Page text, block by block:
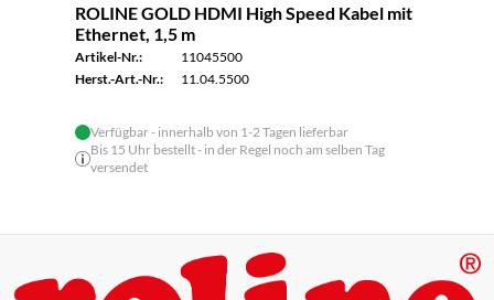
ROLINE GOLD HDMI High Speed Kabel mit
Ethernet, 1,5 m
Artikel-Nr.:
11045500
Herst.-Art.-Nr.:
11.04.5500
Verfügbar - innerhalb von 1-2 Tagen lieferbar
Bis 15 Uhr bestellt - in der Regel noch am selben Tag
versendet